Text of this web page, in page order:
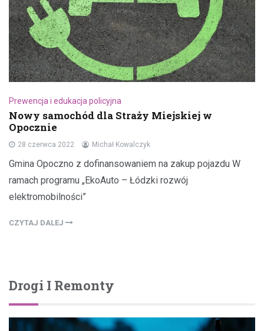
Prewencja i edukacja policyjna
Nowy samochód dla Straży Miejskiej w
Opocznie
28 czerwca 2022 Michał Kowalczyk
Gmina Opoczno z dofinansowaniem na zakup pojazdu W
ramach programu „EkoAuto – Łódzki rozwój
elektromobilności”
CZYTAJ DALEJ
Drogi I Remonty